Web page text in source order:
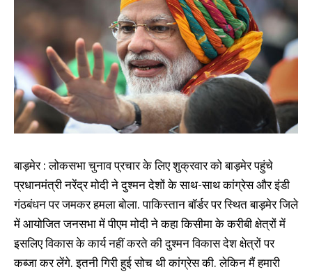
बाड़मेर : लोकसभा चुनाव प्रचार के लिए शुक्रवार को बाड़मेर पहुंचे
प्रधानमंत्री नरेंद्र मोदी ने दुश्मन देशों के साथ-साथ कांग्रेस और इंडी
गंठबंधन पर जमकर हमला बोला. पाकिस्तान बॉर्डर पर स्थित बाड़मेर जिले
में आयोजित जनसभा में पीएम मोदी ने कहा किसीमा के करीबी क्षेत्रों में
इसलिए विकास के कार्य नहीं करते की दुश्मन विकास देश क्षेत्रों पर
कब्जा कर लेंगे. इतनी गिरी हुई सोच थी कांग्रेस की. लेकिन मैं हमारी